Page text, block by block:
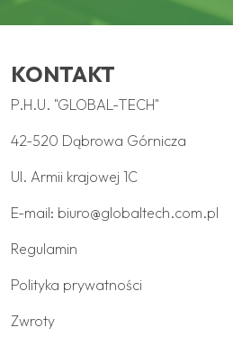
KONTAKT
P.H.U. "GLOBAL-TECH"
42-520 Dąbrowa Górnicza
Ul. Armii krajowej 1C
E-mail: biuro@globaltech.com.pl
Regulamin
Polityka prywatności
Zwroty